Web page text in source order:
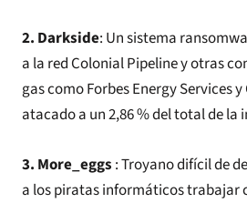
2. Darkside: Un sistema
a la red Colonial Pipeline y otras
gas como Forbes Energy Services
atacado a un 2,86 % del total de la
3. More_eggs : Troyano difícil de
a los piratas informáticos trabajar